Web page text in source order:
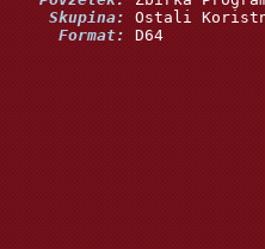
     Skupina:
      Format:
D64